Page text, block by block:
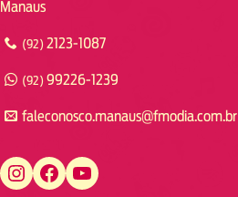
Manaus
(92) 2123-1087
(92) 99226-1239
faleconosco.manaus@fmodia.com.br
https://www.instagram.com/fmodiamanaus/ https://www.facebook.com/fmodiamanaus https://www.youtube.com/user/radiofmodia